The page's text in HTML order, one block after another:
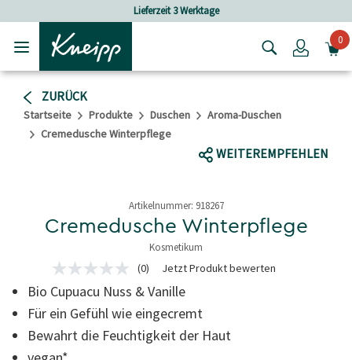
Lieferzeit 3 Werktage
Login0
ZURÜCK
Startseite Produkte Duschen
Aroma-Duschen
Cremedusche Winterpflege
WEITEREMPFEHLEN
Artikelnummer: 918267
Cremedusche Winterpflege
Kosmetikum
3,2 von 5 Sternen
Kein
Beurteilungswert
Link
auf
Seite.
(0) Jetzt Produkt bewerten
Bio Cupuacu Nuss & Vanille
Für ein Gefühl wie eingecremt
Bewahrt die Feuchtigkeit der Haut